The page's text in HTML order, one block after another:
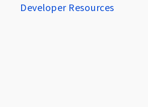
Developer Resources